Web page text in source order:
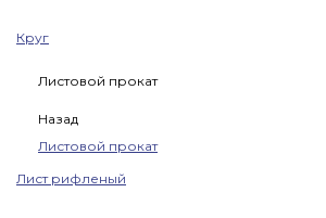
Круг
Листовой прокат
Назад
Листовой прокат
Лист рифленый